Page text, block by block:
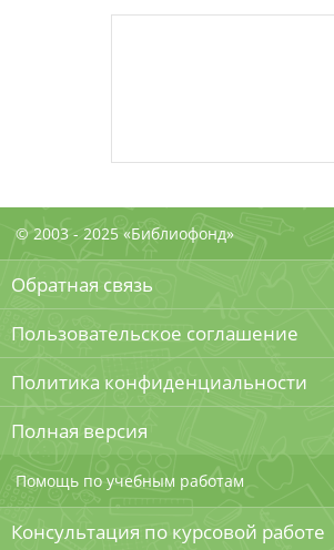
© 2003 - 2025 «Библиофонд»
Обратная связь
Пользовательское соглашение
Политика конфиденциальности
Полная версия
Помощь по учебным работам
Консультация по курсовой работе